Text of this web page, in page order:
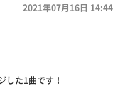
2021年07月16日 14:44
した1曲です！